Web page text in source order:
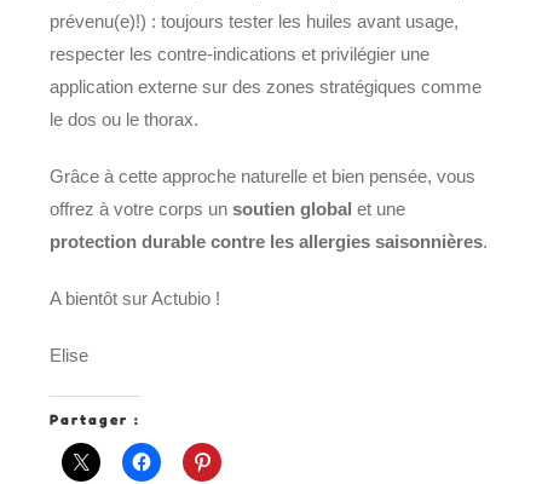
prévenu(e)!) : toujours tester les huiles avant usage,
respecter les contre-indications et privilégier une
application externe sur des zones stratégiques comme
le dos ou le thorax.
Grâce à cette approche naturelle et bien pensée, vous
offrez à votre corps unsoutien global et une
protection durable contre les allergies saisonnières.
A bientôt sur Actubio !
Elise
Partager :